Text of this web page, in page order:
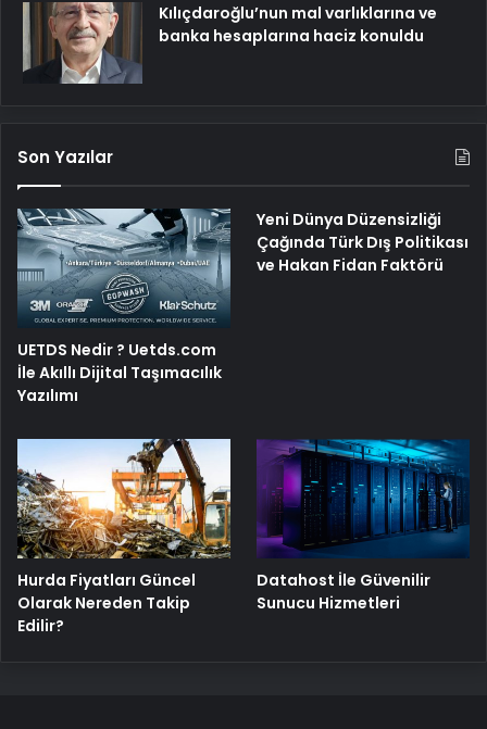
Kılıçdaroğlu’nun mal varlıklarına ve
banka hesaplarına haciz konuldu
Son Yazılar
UETDS Nedir ? Uetds.com
İle Akıllı Dijital Taşımacılık
Yazılımı
Yeni Dünya Düzensizliği
Çağında Türk Dış Politikası
ve Hakan Fidan Faktörü
Hurda Fiyatları Güncel
Olarak Nereden Takip
Edilir?
Datahost İle Güvenilir
Sunucu Hizmetleri